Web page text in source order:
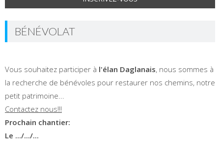
BÉNÉVOLAT
Vous souhaitez participer à l'élan Daglanais, nous sommes à
la recherche de bénévoles pour restaurer nos chemins, notre
petit patrimoine...
Contactez nous!!!
Prochain chantier:
Le .../.../...